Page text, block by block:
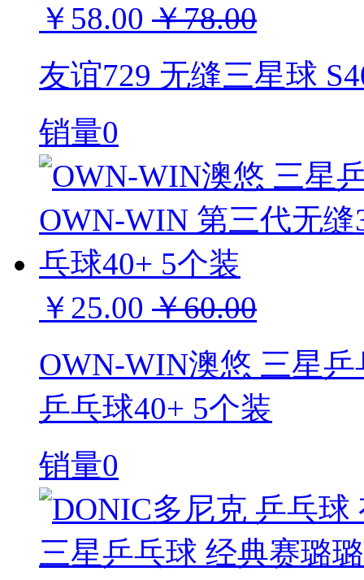
￥58.00 ￥78.00
友谊729 无缝三星球
销量0
￥25.00 ￥60.00
OWN-WIN澳悠 三星
乒乓球40+ 5个装
销量0